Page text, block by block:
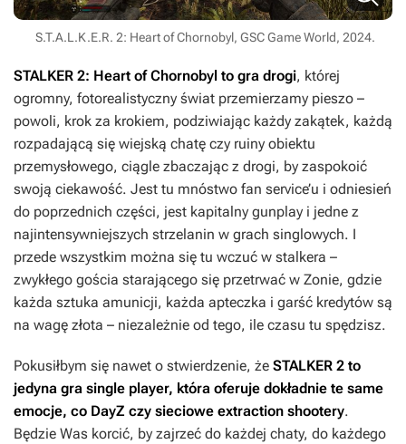
S.T.A.L.K.E.R. 2: Heart of Chornobyl, GSC Game World, 2024.
STALKER 2: Heart of Chornobyl to gra drogi, której
ogromny, fotorealistyczny świat przemierzamy pieszo –
powoli, krok za krokiem, podziwiając każdy zakątek, każdą
rozpadającą się wiejską chatę czy ruiny obiektu
przemysłowego, ciągle zbaczając z drogi, by zaspokoić
swoją ciekawość. Jest tu mnóstwo fan service’u i odniesień
do poprzednich części, jest kapitalny gunplay i jedne z
najintensywniejszych strzelanin w grach singlowych. I
przede wszystkim można się tu wczuć w stalkera –
zwykłego gościa starającego się przetrwać w Zonie, gdzie
każda sztuka amunicji, każda apteczka i garść kredytów są
na wagę złota – niezależnie od tego, ile czasu tu spędzisz.
Pokusiłbym się nawet o stwierdzenie, że STALKER 2 to
jedyna gra single player, która oferuje dokładnie te same
emocje, co DayZ czy sieciowe extraction shootery.
Będzie Was korcić, by zajrzeć do każdej chaty, do każdego